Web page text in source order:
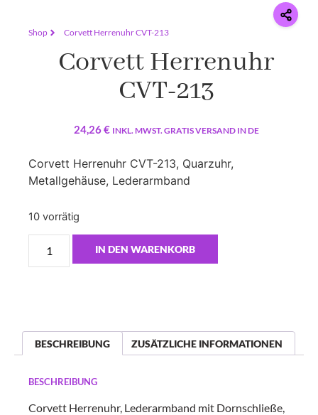
Shop Corvett Herrenuhr CVT-213
Corvett Herrenuhr
CVT-213
24,26€ INKL. MWST. GRATIS VERSAND IN DE
Corvett Herrenuhr CVT-213, Quarzuhr,
Metallgehäuse, Lederarmband
10 vorrätig
IN DEN WARENKORB
BESCHREIBUNG ZUSÄTZLICHE INFORMATIONEN
BESCHREIBUNG
Corvett Herrenuhr, Lederarmband mit Dornschließe,